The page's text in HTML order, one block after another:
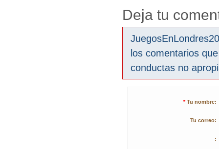
Deja tu
los comentarios
conductas no
* Tu nombre:
Tu correo:
: